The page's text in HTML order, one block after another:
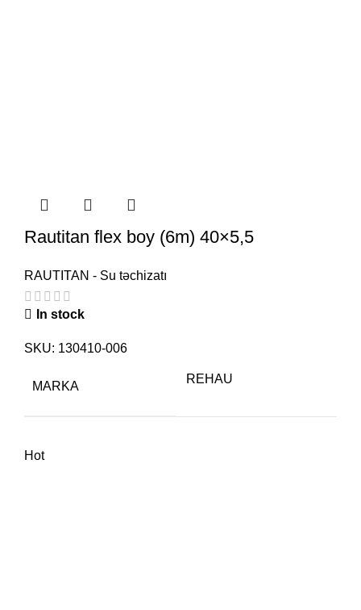
Rautitan flex boy (6m) 40×5,5
RAUTITAN - Su təchizatı
In stock
SKU: 130410-006
MARKA
REHAU
Hot